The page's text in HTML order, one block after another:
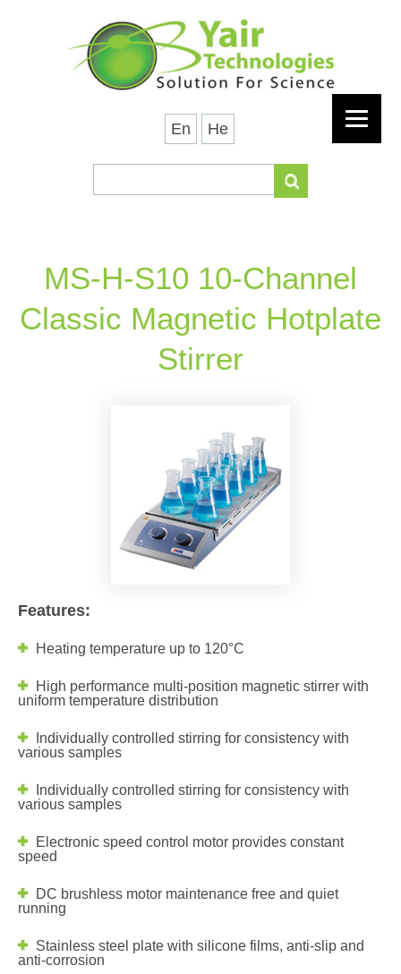
En He
MS-H-S10 10-Channel
Classic Magnetic Hotplate
Stirrer
Features:
Heating temperature up to 120°C
High performance multi-position magnetic stirrer with
uniform temperature distribution
Individually controlled stirring for consistency with
various samples
Individually controlled stirring for consistency with
various samples
Electronic speed control motor provides constant
speed
DC brushless motor maintenance free and quiet
running
Stainless steel plate with silicone films, anti-slip and
anti-corrosion